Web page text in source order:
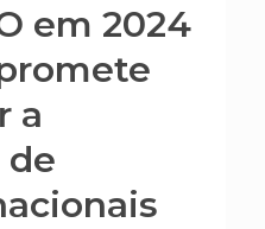
em 2024
a
de